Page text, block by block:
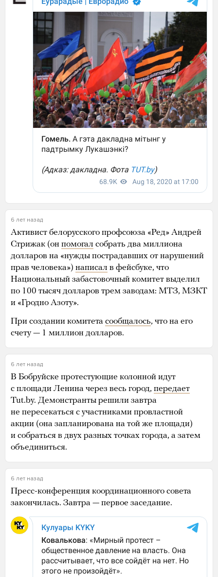
6 лет назад
Активист белорусского профсоюза «Ред» Андрей
Стрижак (он помогал собрать два миллиона
долларов на «нужды пострадавших от нарушений
прав человека») написал в фейсбуке, что
Национальный забастовочный комитет выделил
по 100 тысяч долларов трем заводам: МТЗ, МЗКТ
и «Гродно Азоту».
При создании комитета сообщалось, что на его
счету — 1 миллион долларов.
6 лет назад
В Бобруйске протестующие колонной идут
с площади Ленина через весь город, передает
Tut.by. Демонстранты решили завтра
не пересекаться с участниками провластной
акции (она запланирована на той же площади)
и собраться в двух разных точках города, а затем
объединиться.
6 лет назад
Пресс-конференция координационного совета
закончилась. Завтра — первое заседание.